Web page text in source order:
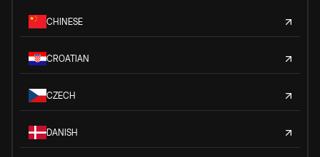
CHINESE
CROATIAN
CZECH
DANISH